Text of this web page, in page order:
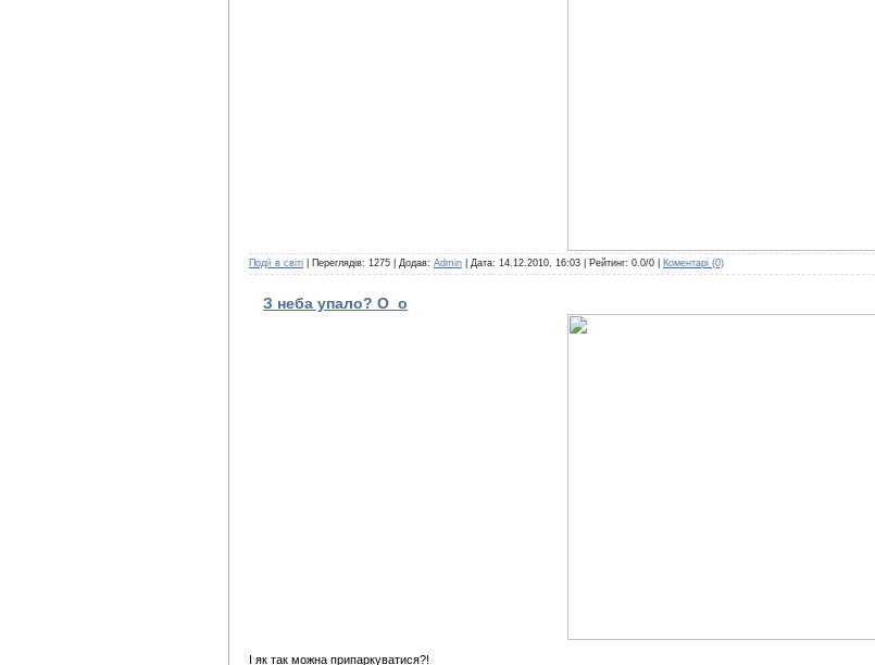
Події в світі | Переглядів: 1275 | Додав: Admin | Дата: 14.12.2010, 16:03 | Рейтинг: 0.0/0 | Коментарі (0)
З неба упало? О_о
І як так можна припаркуватися?!